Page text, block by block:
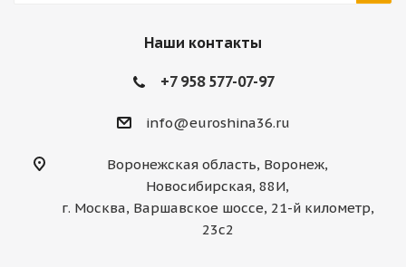
Наши контакты
+7 958 577-07-97
info@euroshina36.ru
Воронежская область, Воронеж,
Новосибирская, 88И,
г. Москва, Варшавское шоссе, 21-й километр,
23с2